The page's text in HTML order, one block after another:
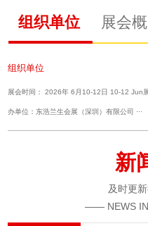
组织单位 展会
组织单位
展会时间： 2026年 6月10-12日 10-12 Jun
办单位：东浩兰生会展（深圳）有限公司 ···
新
及时更
—— NEWS